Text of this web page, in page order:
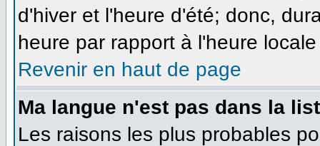
d'hiver et l'heure d'été; donc,
heure par rapport à l'heure
Revenir en haut de page
Ma langue n'est pas dans la
Les raisons les plus probables